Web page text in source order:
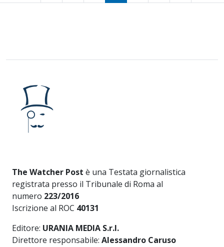
The Watcher Post è una Testata giornalistica
registrata presso il Tribunale di Roma al
numero 223/2016
Iscrizione al ROC 40131
Editore: URANIA MEDIA S.r.l.
Direttore responsabile: Alessandro Caruso